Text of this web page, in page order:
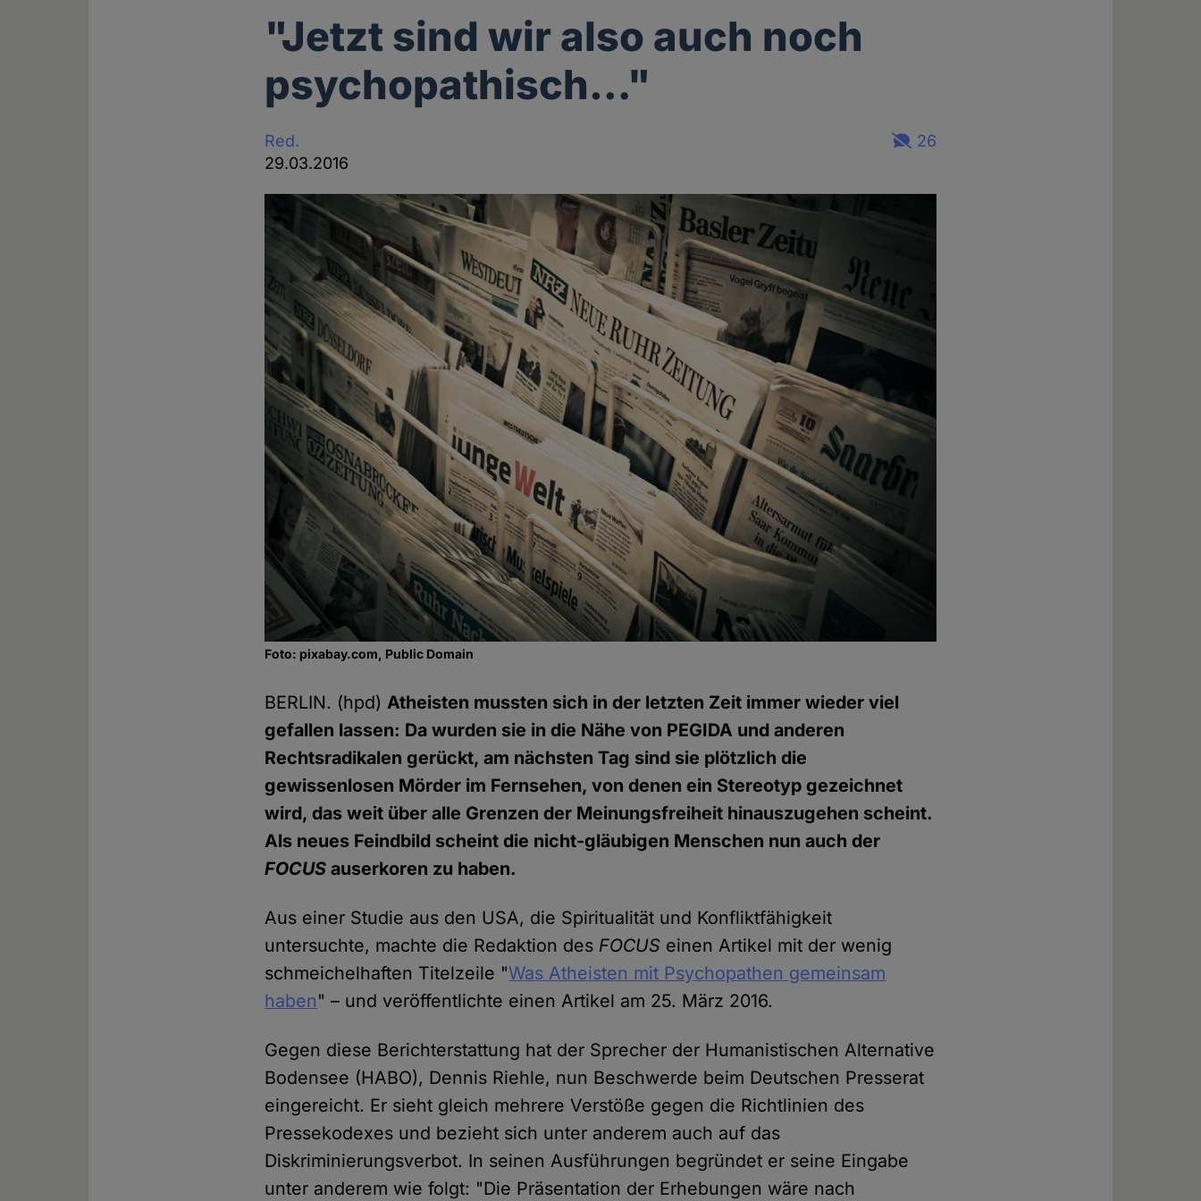
"Jetzt sind wir also auch noch
psychopathisch…"
Red.
29.03.2016
26
Foto: pixabay.com, Public Domain
BERLIN. (hpd)Atheisten mussten sich in der letzten Zeit immer wieder viel
gefallen lassen: Da wurden sie in die Nähe von PEGIDA und anderen
Rechtsradikalen gerückt, am nächsten Tag sind sie plötzlich die
gewissenlosen Mörder im Fernsehen, von denen ein Stereotyp gezeichnet
wird, das weit über alle Grenzen der Meinungsfreiheit hinauszugehen scheint.
Als neues Feindbild scheint die nicht-gläubigen Menschen nun auch der
FOCUS auserkoren zu haben.
Aus einer Studie aus den USA, die Spiritualität und Konfliktfähigkeit
untersuchte, machte die Redaktion des FOCUS einen Artikel mit der wenig
schmeichelhaften Titelzeile "Was Atheisten mit Psychopathen gemeinsam
haben" – und veröffentlichte einen Artikel am 25. März 2016.
Gegen diese Berichterstattung hat der Sprecher der Humanistischen Alternative
Bodensee (HABO), Dennis Riehle, nun Beschwerde beim Deutschen Presserat
eingereicht. Er sieht gleich mehrere Verstöße gegen die Richtlinien des
Pressekodexes und bezieht sich unter anderem auch auf das
Diskriminierungsverbot. In seinen Ausführungen begründet er seine Eingabe
unter anderem wie folgt: "Die Präsentation der Erhebungen wäre nach